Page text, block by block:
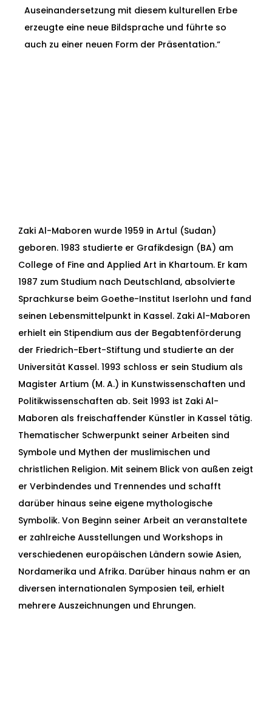
Auseinandersetzung mit diesem kulturellen Erbe
erzeugte eine neue Bildsprache und führte so
auch zu einer neuen Form der Präsentation.“
Zaki Al-Maboren wurde 1959 in Artul (Sudan)
geboren. 1983 studierte er Grafikdesign (BA) am
College of Fine and Applied Art in Khartoum. Er kam
1987 zum Studium nach Deutschland, absolvierte
Sprachkurse beim Goethe-Institut Iserlohn und fand
seinen Lebensmittelpunkt in Kassel. Zaki Al-Maboren
erhielt ein Stipendium aus der Begabtenförderung
der Friedrich-Ebert-Stiftung und studierte an der
Universität Kassel. 1993 schloss er sein Studium als
Magister Artium (M. A.) in Kunstwissenschaften und
Politikwissenschaften ab. Seit 1993 ist Zaki Al-
Maboren als freischaffender Künstler in Kassel tätig.
Thematischer Schwerpunkt seiner Arbeiten sind
Symbole und Mythen der muslimischen und
christlichen Religion. Mit seinem Blick von außen zeigt
er Verbindendes und Trennendes und schafft
darüber hinaus seine eigene mythologische
Symbolik. Von Beginn seiner Arbeit an veranstaltete
er zahlreiche Ausstellungen und Workshops in
verschiedenen europäischen Ländern sowie Asien,
Nordamerika und Afrika. Darüber hinaus nahm er an
diversen internationalen Symposien teil, erhielt
mehrere Auszeichnungen und Ehrungen.